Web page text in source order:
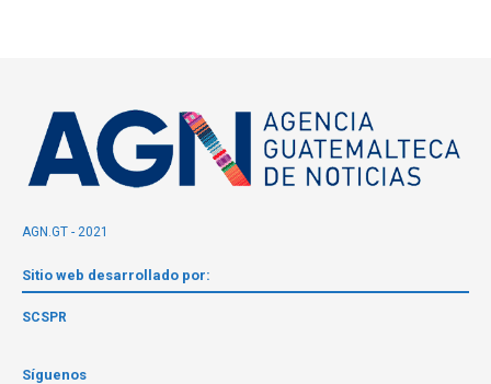
AGN.GT - 2021
Sitio web desarrollado por:
SCSPR
Síguenos